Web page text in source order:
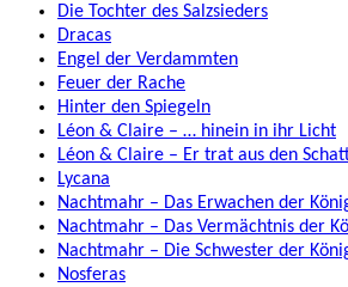
Die Tochter des Salzsieders
Dracas
Engel der Verdammten
Feuer der Rache
Hinter den Spiegeln
Léon & Claire – … hinein in ihr Licht
Léon & Claire – Er trat aus den
Lycana
Nachtmahr – Das Erwachen der
Nachtmahr – Das Vermächtnis der
Nachtmahr – Die Schwester der
Nosferas